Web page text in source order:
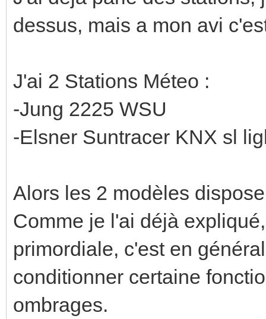
dessus, mais a mon avi
J'ai 2 Stations Méteo :
-Jung 2225 WSU
-Elsner Suntracer KNX sl
Alors les 2 modèles
Comme je l'ai déjà
primordiale, c'est en
conditionner certaine
ombrages.